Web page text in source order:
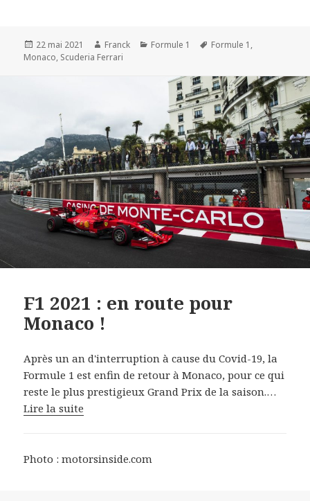
Publié
le
22 mai 2021 Auteur
Franck Catégories
Formule 1
Mots-
Formule 1 ,
Monaco, Scuderia Ferrari
F1 2021 : en route pour
Monaco !
Après un an d'interruption à cause du Covid-19, la
Formule 1 est enfin de retour à Monaco, pour ce qui
reste le plus prestigieux Grand Prix de la saison.…
Lire la suite
Photo : motorsinside.com